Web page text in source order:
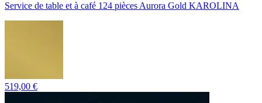
Service de table et à café 124 pièces Aurora Gold KAROLINA
519,00 €